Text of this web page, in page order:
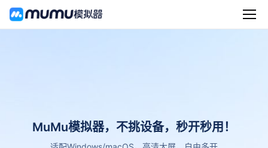
MuMu模拟器，不挑设备，秒开秒用！